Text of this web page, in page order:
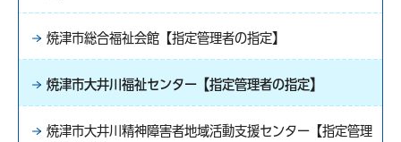
焼津市総合福祉会館【指定管理者の指定】
焼津市大井川福祉センター【指定管理者の指定】
焼津市大井川精神障害者地域活動支援センター【指定管理